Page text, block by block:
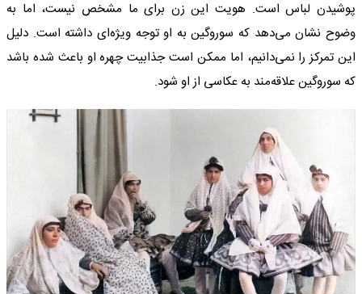
پوشیدن لباس است. هویت این زن برای ما مشخص نیست، اما به
وضوح نشان می‌دهد که سوروگین به او توجه ویژه‌ای داشته است. دلیل
این تمرکز را نمی‌دانیم، اما ممکن است جذابیت چهره او باعث شده باشد
که سوروگین علاقه‌مند به عکاسی از او شود.